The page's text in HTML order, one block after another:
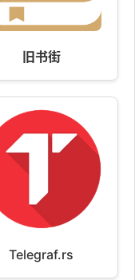
旧书街
Telegraf.rs